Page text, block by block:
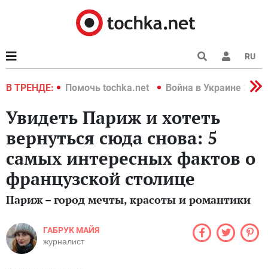
RU
В ТРЕНДЕ:
2022 Помочь tochka.net Война в Украине 2022
Увидеть Париж и хотеть
вернуться сюда снова: 5
самых интересных фактов о
французской столице
Париж – город мечты, красоты и романтики
ГАБРУК МАЙЯ
журналист